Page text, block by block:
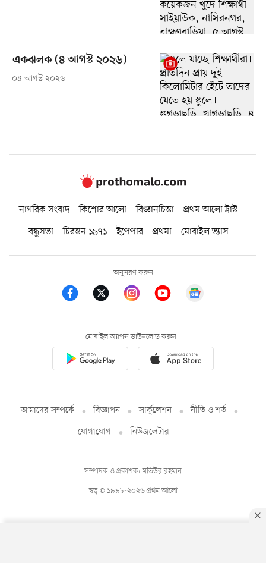
একঝলক (৪ আগস্ট ২০২৬)
০৪ আগস্ট ২০২৬
নাগরিক সংবাদ কিশোর আলো বিজ্ঞানচিন্তা
প্রথম আলো ট্রাস্ট
বন্ধুসভা
চিরন্তন ১৯৭১ ইপেপার প্রথমা মোবাইল ভ্যাস
অনুসরণ করুন
মোবাইল অ্যাপস ডাউনলোড করুন
আমাদের সম্পর্কে বিজ্ঞাপন সার্কুলেশন
নীতি ও শর্ত
যোগাযোগ
নিউজলেটার
স্বত্ব © ১৯৯৮-২০২৬ প্রথম আলো
সম্পাদক ও প্রকাশক: মতিউর রহমান